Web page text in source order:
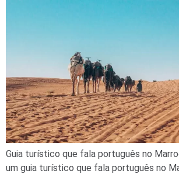
Guia turístico que fala português no
um guia turístico que fala português no